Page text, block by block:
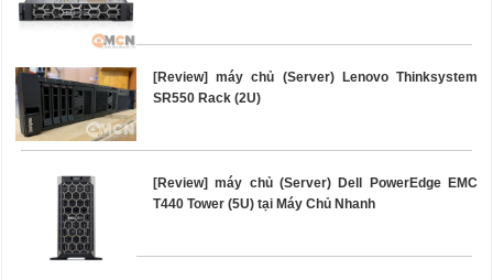
[Review] máy chủ (Server) Lenovo Thinksystem
SR550 Rack (2U)
[Review] máy chủ (Server) Dell PowerEdge EMC
T440 Tower (5U) tại Máy Chủ Nhanh